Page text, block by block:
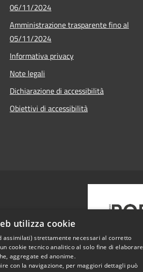
06/11/2024
Amministrazione trasparente fino al
05/11/2024
Informativa privacy
Note legali
Dichiarazione di accessibilità
Obiettivi di accessibilità
utilizza cookie
assimilati) strettamente necessari al corretto
cookie tecnico analitico al solo fine di elaborare
aggregate ed anonime.
con la navigazione, per maggiori dettagli può